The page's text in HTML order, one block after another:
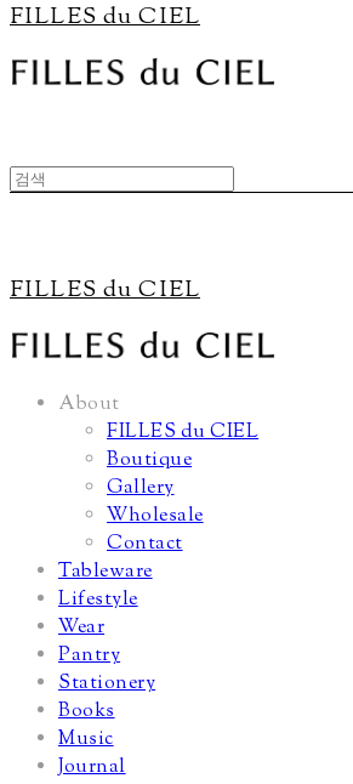
FILLES du CIEL
FILLES du CIEL
About
FILLES du CIEL
Boutique
Gallery
Wholesale
Contact
Tableware
Lifestyle
Wear
Pantry
Stationery
Books
Music
Journal